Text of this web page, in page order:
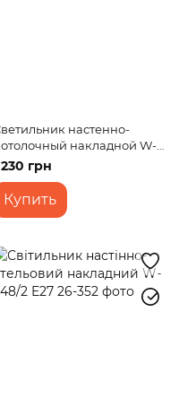
настенно-
накладной W-
3AC
230 грн
Купить